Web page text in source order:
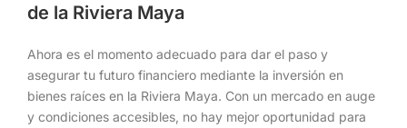
de la Riviera Maya
Ahora es el momento adecuado para dar el paso y
asegurar tu futuro financiero mediante la inversión en
bienes raíces en la Riviera Maya. Con un mercado en auge
y condiciones accesibles, no hay mejor oportunidad para